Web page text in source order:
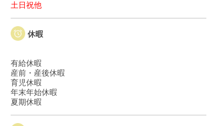
土日祝他
休暇
有給休暇
産前・産後休暇
育児休暇
年末年始休暇
夏期休暇